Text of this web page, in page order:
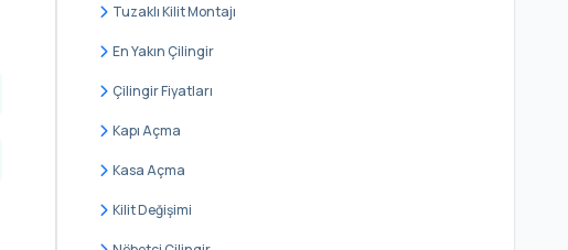
Tuzaklı Kilit Montajı
En Yakın Çilingir
Çilingir Fiyatları
Kapı Açma
Kasa Açma
Kilit Değişimi